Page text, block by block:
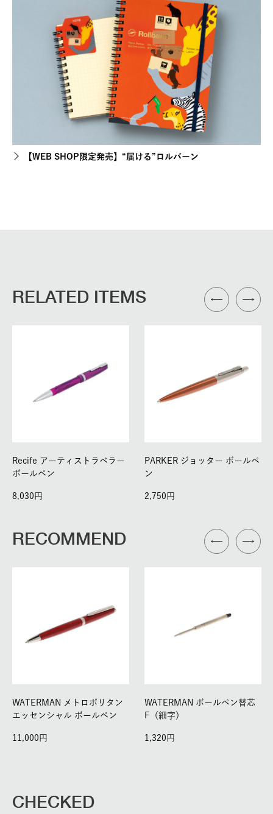
【WEB SHOP限定発売】“届ける”ロルバーン
RELATED ITEMS
Recife アーティストラベラー
ボールペン
8,030
PARKER ジョッター ボールペ
ン
2,750
RECOMMEND
WATERMAN メトロポリタン
エッセンシャル ボールペン
11,000
WATERMAN ボールペン替芯
F（細字）
1,320
CHECKED